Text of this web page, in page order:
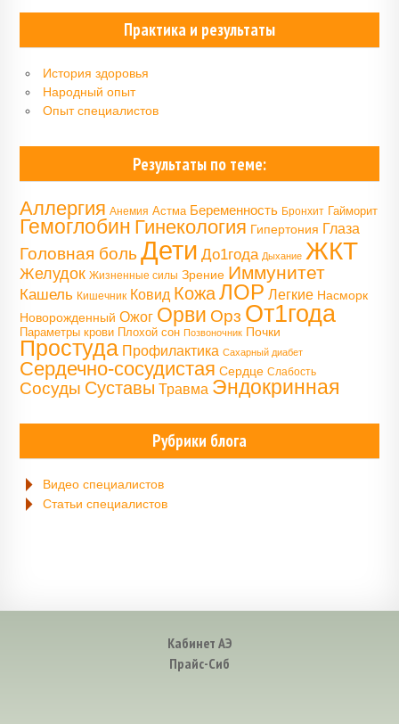
Практика и результаты
История здоровья
Народный опыт
Опыт специалистов
Результаты по теме:
Аллергия Анемия Астма Беременность Бронхит Гайморит
Гемоглобин Гинекология Гипертония Глаза
Головная боль Дети До1года Дыхание ЖКТ
Желудок Жизненные силы Зрение Иммунитет
Кашель Кишечник Ковид Кожа ЛОР Легкие Насморк
Новорожденный Ожог Орви Орз От1года
Параметры крови Плохой сон Позвоночник Почки
Простуда Профилактика Сахарный диабет
Сердечно-сосудистая Сердце Слабость
Сосуды Суставы Травма Эндокринная
Рубрики блога
Видео специалистов
Статьи специалистов
Кабинет АЭ
Прайс-Сиб